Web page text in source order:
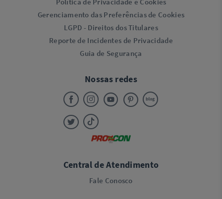
Gerenciamento das Preferências de Cookies
LGPD - Direitos dos Titulares
Reporte de Incidentes de Privacidade
Guia de Segurança
Nossas redes
Central de Atendimento
Fale Conosco